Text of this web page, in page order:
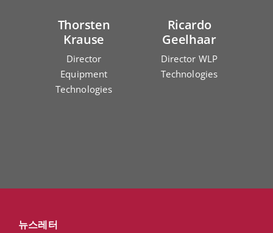
Thorsten
Krause
Director
Equipment
Technologies
Ricardo
Geelhaar
Director WLP
Technologies
뉴스레터